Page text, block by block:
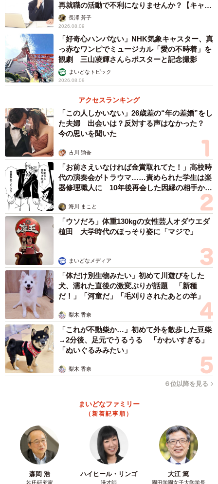
再就職の活動で不利になりませんか？【キャリ
アカウンセラーが解説】
長澤 芳子
2026.08.09
「好奇心ハンパない」NHK気象キャスター、真
っ赤なワンピでミュージカル「愛の不時着」を
観劇 三山凌輝さんらポスターと記念撮影
まいどなトピック
2026.08.09
アクセスランキング
「この人しかいない」26歳差の“年の差婚”をし
た夫婦 出会いは？反対する声はなかった？
今の思いを聞いた
古川 諭香
「お前さえいなければ金賞取れてた！」高校時
代の演奏会がトラウマ……責められた学生は楽
器修理職人に 10年後再会した因縁の相手から
海川 まこと
「ウソだろ」体重130kgの女性芸人オダウエダ
植田 大学時代のほっそり姿に「マジで」
まいどなメディア
「体だけ別生物みたい」初めて川遊びをした
犬、濡れた直後の激変ぶりが話題 「新種
だ！」「河童だ」「毛刈りされたあとの羊」
梨木 香奈
「これが不動柴か…」初めて外を散歩した豆柴
→2分後、足元でうるうる 「かわいすぎる」
「ぬいぐるみみたい」
梨木 香奈
６位以降を見る
まいどなファミリー
（新着記事順）
森岡 浩
姓氏研究家
ハイヒール・リンゴ
漫才師
大江 篤
園田学園女子大学学長